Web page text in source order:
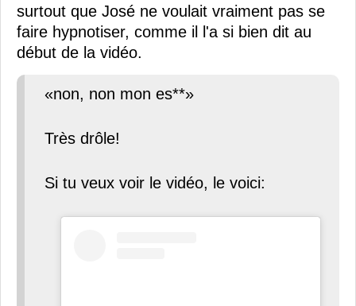
surtout que José ne voulait vraiment pas se
faire hypnotiser, comme il l'a si bien dit au
début de la vidéo.
«non, non mon es**»
Très drôle!
Si tu veux voir le vidéo, le voici: